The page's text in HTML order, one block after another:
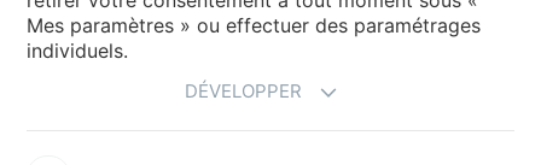
Choisir son pays
Mes paramètres » ou effectuer des paramétrages
individuels.
DÉVELOPPER